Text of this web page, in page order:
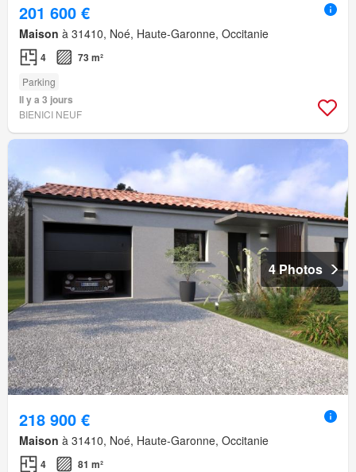
201 600 €
Maison à 31410, Noé, Haute-Garonne, Occitanie
4 73 m²
Parking
Il y a 3 jours
BIENICI NEUF
4 Photos
218 900 €
Maison à 31410, Noé, Haute-Garonne, Occitanie
4 81 m²